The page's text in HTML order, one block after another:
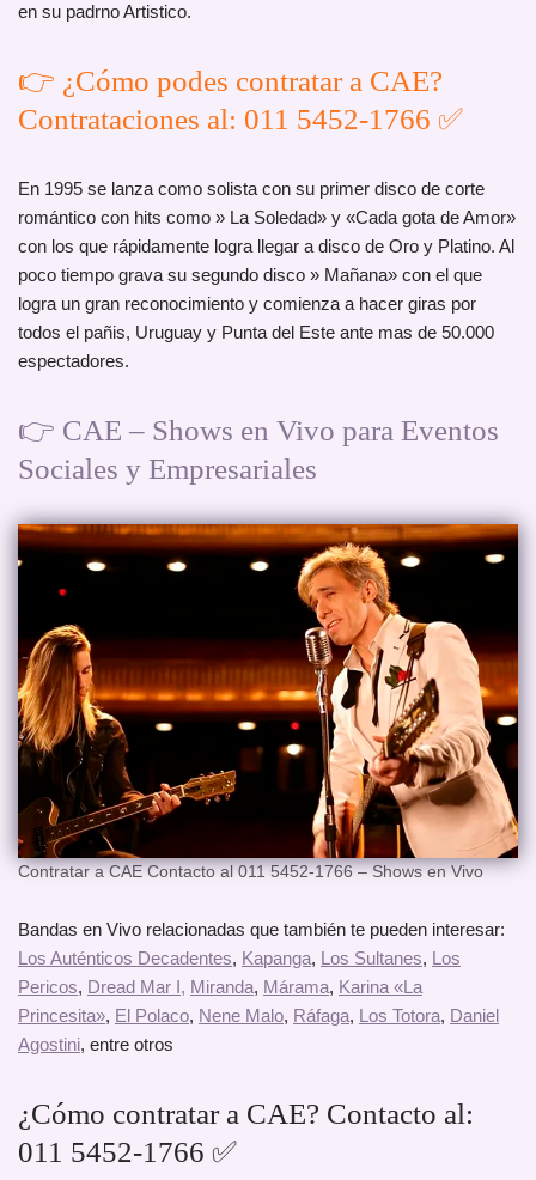
en su padrno Artistico.
👉 ¿Cómo podes contratar a CAE?
Contrataciones al: 011 5452-1766 ✅
En 1995 se lanza como solista con su primer disco de corte
romántico con hits como » La Soledad» y «Cada gota de Amor»
con los que rápidamente logra llegar a disco de Oro y Platino. Al
poco tiempo grava su segundo disco » Mañana» con el que
logra un gran reconocimiento y comienza a hacer giras por
todos el pañis, Uruguay y Punta del Este ante mas de 50.000
espectadores.
👉 CAE – Shows en Vivo para Eventos
Sociales y Empresariales
Contratar a CAE Contacto al 011 5452-1766 – Shows en Vivo
Bandas en Vivo relacionadas que también te pueden interesar:
Los Auténticos Decadentes, Kapanga, Los Sultanes, Los
Pericos, Dread Mar I, Miranda, Márama, Karina «La
Princesita», El Polaco, Nene Malo, Ráfaga, Los Totora, Daniel
Agostini, entre otros
¿Cómo contratar a CAE? Contacto al:
011 5452-1766 ✅